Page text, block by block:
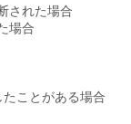
された場合
場合
ことがある場合